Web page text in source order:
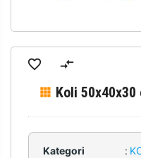
Koli
Kategori :